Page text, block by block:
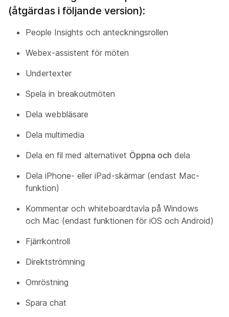
(åtgärdas i följande version):
People Insights och anteckningsrollen
Webex-assistent för möten
Undertexter
Spela in breakoutmöten
Dela webbläsare
Dela multimedia
Dela en fil med alternativet Öppna och dela
Dela iPhone- eller iPad-skärmar (endast Mac-
funktion)
Kommentar och whiteboardtavla på Windows
och Mac (endast funktionen för iOS och Android)
Fjärrkontroll
Direktströmning
Omröstning
Spara chat